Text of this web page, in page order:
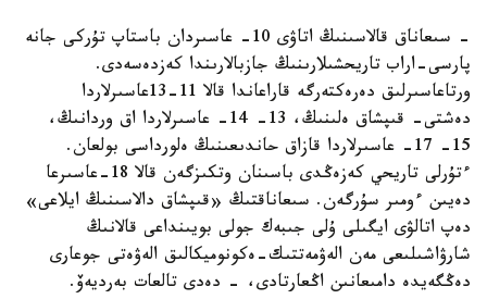
- سىعاناق قالاسىنىڭ اتاۋى 10- عاسىردان باستاپ تۇركى جانە
پارسى-اراب تاريحشىلارىنىڭ جازبالارىندا كەزدەسەدى.
ورتاعاسىرلىق دەرەكتەرگە قاراعاندا قالا 11-13عاسىرلاردا
دەشتى- قىپشاق ەلىنىڭ، 13- 14- عاسىرلاردا اق وردانىڭ،
15- 17- عاسىرلاردا قازاق حاندىعىنىڭ ەلورداسى بولعان.
ءتۇرلى تاريحي كەزەڭدى باسىنان وتكىزگەن قالا 18-عاسىرعا
دەيىن ءومىر سۇرگەن. سىعاناقتىڭ «قىپشاق دالاسىنىڭ ايلاعى»
دەپ اتالۋى ايگىلى ۇلى جىبەك جولى بويىنداعى قالانىڭ
شارۋاشىلىعى مەن الەۋمەتتىك-ەكونوميكالىق الەۋەتى جوعارى
دەڭگەيدە دامىعانىن اڭعارتادى، - دەدى تالعات بەرديەۆ.